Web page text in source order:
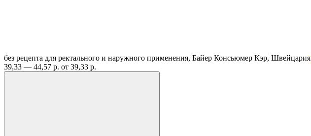
без рецепта для ректального и наружного применения, Байер Консьюмер Кэр, Швейцария
39,33 — 44,57 р. от 39,33 р.